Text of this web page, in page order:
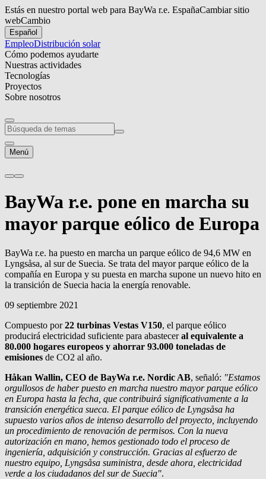
Estás en nuestro portal web para BayWa r.e. EspañaCambiar sitio
webCambio
Español
EmpleoDistribución solar
Cómo podemos ayudarte
Nuestras actividades
Tecnologías
Proyectos
Sobre nosotros
Menú
BayWa r.e. pone en marcha su
mayor parque eólico de Europa
BayWa r.e. ha puesto en marcha un parque eólico de 94,6 MW en
Lyngsåsa, al sur de Suecia. Se trata del mayor parque eólico de la
compañía en Europa y su puesta en marcha supone un nuevo hito en
la transición de Suecia hacia la energía renovable.
09 septiembre 2021
Compuesto por22 turbinas Vestas V150, el parque eólico
producirá electricidad suficiente para abasteceral equivalente a
80.000 hogares europeos y ahorrar 93.000 toneladas de
emisiones de CO2 al año.
Håkan Wallin, CEO de BayWa r.e. Nordic AB, señaló: "Estamos
orgullosos de haber puesto en marcha nuestro mayor parque eólico
en Europa hasta la fecha, que contribuirá significativamente a la
transición energética sueca. El parque eólico de Lyngsåsa ha
supuesto varios años de intenso desarrollo del proyecto, incluyendo
un procedimiento de renovación de permisos. Con la nueva
autorización en mano, hemos gestionado todo el proceso de
ingeniería, adquisición y construcción. Gracias al esfuerzo de
nuestro equipo, Lyngsåsa suministra, desde ahora, electricidad
verde a los ciudadanos del sur de Suecia".